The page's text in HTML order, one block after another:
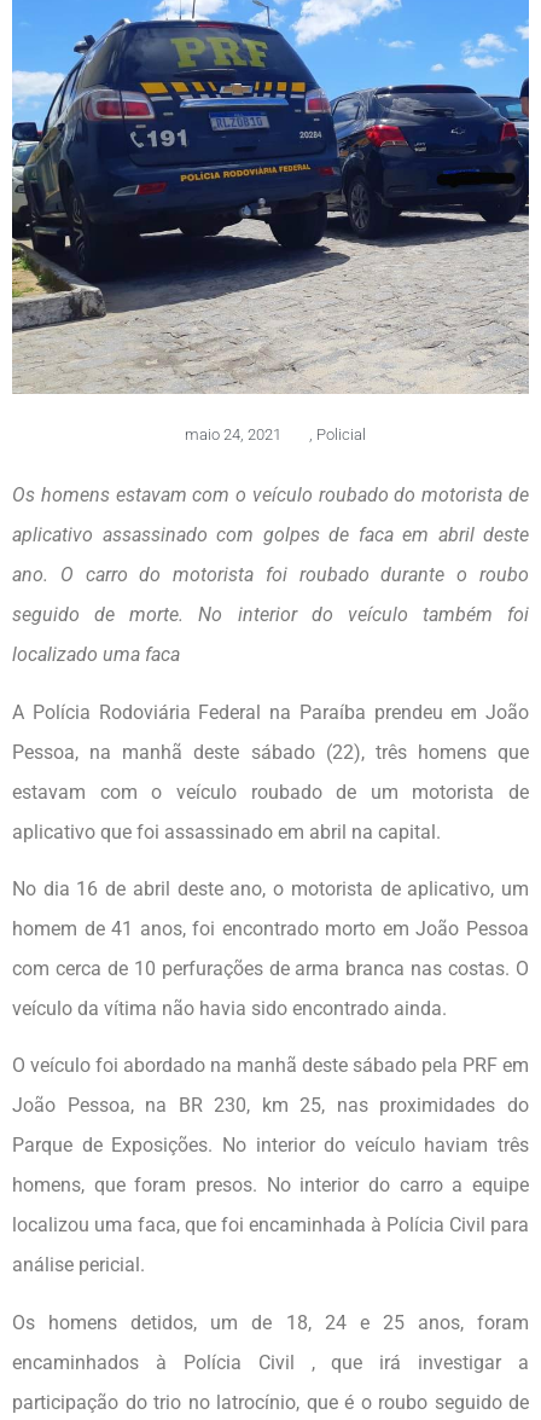
maio 24, 2021 , Policial
Os homens estavam com o veículo roubado do motorista de
aplicativo assassinado com golpes de faca em abril deste
ano. O carro do motorista foi roubado durante o roubo
seguido de morte. No interior do veículo também foi
localizado uma faca
A Polícia Rodoviária Federal na Paraíba prendeu em João
Pessoa, na manhã deste sábado (22), três homens que
estavam com o veículo roubado de um motorista de
aplicativo que foi assassinado em abril na capital.
No dia 16 de abril deste ano, o motorista de aplicativo, um
homem de 41 anos, foi encontrado morto em João Pessoa
com cerca de 10 perfurações de arma branca nas costas. O
veículo da vítima não havia sido encontrado ainda.
O veículo foi abordado na manhã deste sábado pela PRF em
João Pessoa, na BR 230, km 25, nas proximidades do
Parque de Exposições. No interior do veículo haviam três
homens, que foram presos. No interior do carro a equipe
localizou uma faca, que foi encaminhada à Polícia Civil para
análise pericial.
Os homens detidos, um de 18, 24 e 25 anos, foram
encaminhados à Polícia Civil , que irá investigar a
participação do trio no latrocínio, que é o roubo seguido de